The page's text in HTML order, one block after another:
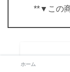
**▼この
ホーム